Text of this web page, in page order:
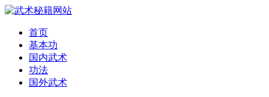
首页
基本功
国内武术
功法
国外武术